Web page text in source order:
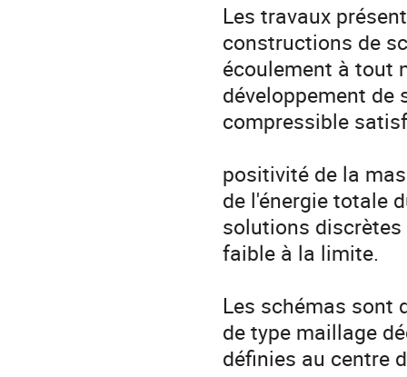
Les travaux
constructions de
écoulement à tout
développement de
compressible
positivité de la
de l'énergie totale
solutions
faible à la limite.
Les schémas sont
de type maillage
définies au centre